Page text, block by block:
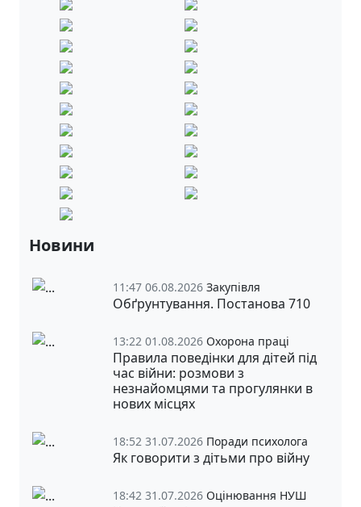
Новини
11:47 06.08.2026 Закупівля
Обґрунтування. Постанова 710
13:22 01.08.2026 Охорона праці
Правила поведінки для дітей під
час війни: розмови з
незнайомцями та прогулянки в
нових місцях
18:52 31.07.2026 Поради психолога
Як говорити з дітьми про війну
18:42 31.07.2026 Оцінювання НУШ